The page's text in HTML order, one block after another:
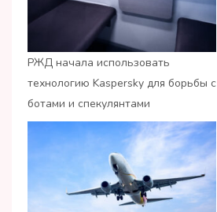
РЖД начала использовать
технологию Kaspersky для борьбы с
ботами и спекулянтами